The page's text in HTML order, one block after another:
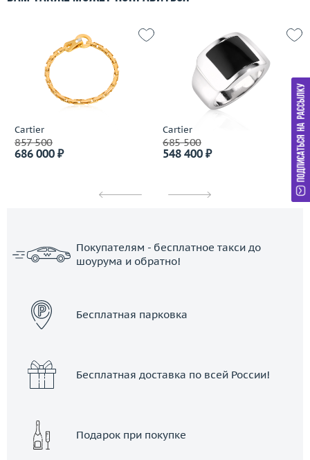
Cartier
857 500
686 000 ₽
Cartier
685 500
548 400 ₽
Покупателям - бесплатное такси до
шоурума и обратно!
Бесплатная парковка
Бесплатная доставка по всей России!
Подарок при покупке